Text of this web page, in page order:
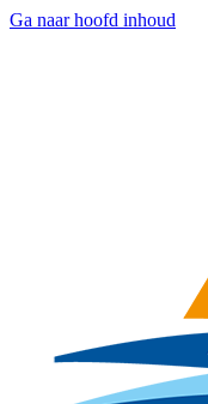
Ga naar hoofd inhoud